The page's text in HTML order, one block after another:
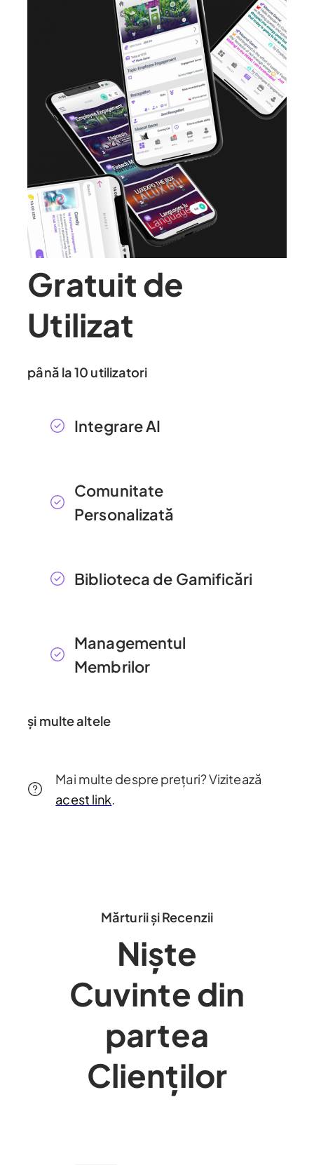
Gratuit de
Utilizat
până la 10 utilizatori
Integrare AI
Comunitate
Personalizată
Biblioteca de Gamificări
Managementul
Membrilor
și multe altele
Mai multe despre prețuri? Vizitează
acest link.
Mărturii și Recenzii
Niște
Cuvinte din
partea
Clienților